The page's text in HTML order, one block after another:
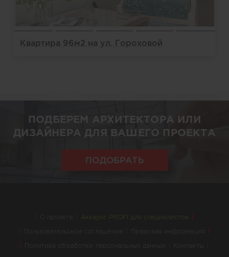
Квартира 96м2 на ул. Гороховой
ПОДБЕРЕМ АРХИТЕКТОРА ИЛИ
ДИЗАЙНЕРА ДЛЯ ВАШЕГО ПРОЕКТА
ПОДОБРАТЬ
О проекте Аккаунт PROFI для специалистов
Пользовательское соглашение Правовая информация
Политика обработки персональных данных Контакты